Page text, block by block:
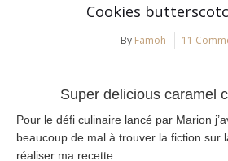
Cookies
By Famoh 11
Super delicious caramel
Pour le défi culinaire lancé par Marion
beaucoup de mal à trouver la fiction sur
réaliser ma recette